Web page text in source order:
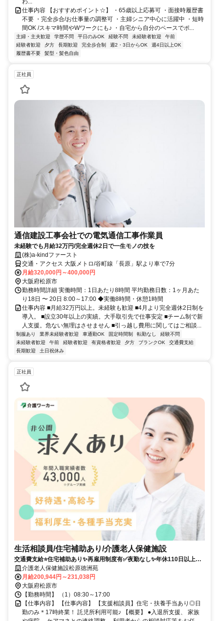
わ...
仕事内容 【おすすめポイント☆】 ・65歳以上応募可 ・面接時履歴書
不要 ・完全歩合/お仕事量の調整可 ・主婦シニア中心に活躍中 ・短時
間OK /スキマ時間やWワークにも♪ ・自宅から自分のペースでポ...
主婦・主夫歓迎 学歴不問 平日のみOK 経験不問 未経験者歓迎
午前
経験者歓迎
夕方 長期歓迎 完全歩合制 週2・3日からOK
週4日以上OK
履歴書不要
髪型・髪色自由
正社員
通信建設工事会社での電気通信工事作業員
未経験でも月給32万円/完全週休2日で一生モノの技を
(株)a-kindファースト
交通・アクセス 大阪メトロ/谷町線「長原」駅より車で7分
月給320,000円～400,000円
大阪府松原市
勤務時間詳細 実働時間：1日あたり8時間 平均勤務日数：1ヶ月あた
り18日 〜 20日 8:00～17:00 ◆実働8時間・休憩1時間
仕事内容 ■月給32万円以上。未経験も歓迎 ■4月より完全週休2日制を
導入。 ■設立30年以上の実績。大手取引先で仕事安定 ■チーム制で新
人支援。危ない無理はさせません ■引っ越し費用に関してはご相談...
制服あり 業界未経験者歓迎 車通勤OK 固定時間制 転勤なし
経験不問
未経験者歓迎
午前 経験者歓迎 有資格者歓迎 夕方 ブランクOK
交通費支給
長期歓迎
土日祝休み
正社員
生活相談員/住宅補助あり/介護老人保健施設
交通費支給⭐️住宅補助あり✨再雇用制度有✅️夜勤なし✨年休110日以上⭕️
担当者オススメ✨研修支援有❗️経験者優遇⭐️車通勤ＯＫ✊️駅チカ
介護老人保健施設松原徳洲苑
月給200,944円～231,038円
大阪府松原市
【勤務時間】 （1）08:30～17:00
【仕事内容】 【仕事内容】 【支援相談員】住宅・扶養手当あり◎日
勤のみ＊17時終業！ 託児所利用可能♪ 【概要】 ●入退所支援、 家族